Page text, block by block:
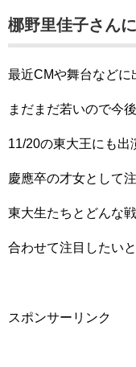
梛野里佳子さん
最近CMや舞台などに
まだまだ若いので今
11/20の東大王にも出
慶應卒の才女として
東大生たちとどんな
合わせて注目したいと
スポンサーリンク